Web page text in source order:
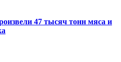
47 тысяч тонн мяса и